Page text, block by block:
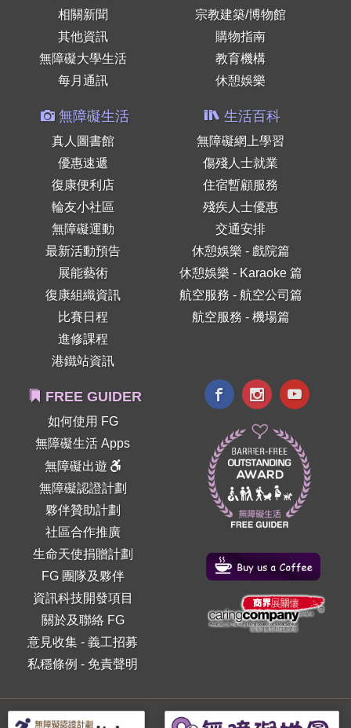
相關新聞
其他資訊
無障礙大學生活
每月通訊
宗教建築/博物館
購物指南
教育機構
休憩娛樂
無障礙生活
真人圖書館
優惠速遞
復康便利店
輪友小社區
無障礙運動
最新活動預告
展能藝術
復康組織資訊
比賽日程
進修課程
港鐵站資訊
生活百科
無障礙網上學習
傷殘人士就業
住宿暫顧服務
殘疾人士優惠
交通安排
休憩娛樂 - 戲院篇
休憩娛樂 - Karaoke 篇
航空服務 - 航空公司篇
航空服務 - 機場篇
FREE GUIDER
如何使用 FG
無障礙生活 Apps
無障礙出遊
無障礙認證計劃
夥伴贊助計劃
社區合作推廣
生命天使捐贈計劃
FG 團隊及夥伴
資訊科技開發項目
關於及聯絡 FG
意見收集 -義工招募
私穩條例 - 免責聲明